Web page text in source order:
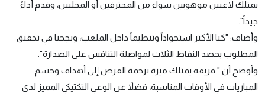
يمتلك لاعبين موهوبين سواء من المحترفين أو المحليين، وقدم أداءً
جيداً".
وأضاف: "كنا الأكثر استحواذاً وتنظيماً داخل الملعب، ونجحنا في تحقيق
المطلوب بحصد النقاط الثلاث لمواصلة التنافس على الصدارة".
وأوضح أن " فريقه يمتلك ميزة ترجمة الفرص إلى أهداف وحسم
المباريات في الأوقات المناسبة، فضلاً عن الوعي التكتيكي المميز لدى